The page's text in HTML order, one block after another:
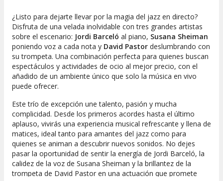
¿Listo para dejarte llevar por la magia del jazz en directo?
Disfruta de una velada inolvidable con tres grandes artistas
sobre el escenario: Jordi Barceló al piano, Susana Sheiman
poniendo voz a cada nota y David Pastor deslumbrando con
su trompeta. Una combinación perfecta para quienes buscan
espectáculos y actividades de ocio al mejor precio, con el
añadido de un ambiente único que solo la música en vivo
puede ofrecer.
Este trío de excepción une talento, pasión y mucha
complicidad. Desde los primeros acordes hasta el último
aplauso, vivirás una experiencia musical refrescante y llena de
matices, ideal tanto para amantes del jazz como para
quienes se animan a descubrir nuevos sonidos. No dejes
pasar la oportunidad de sentir la energía de Jordi Barceló, la
calidez de la voz de Susana Sheiman y la brillantez de la
trompeta de David Pastor en una actuación que promete